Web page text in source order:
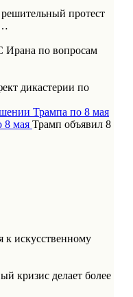
протест
Ирана по вопросам
дикастерии по
Трампа по 8 мая
Трамп объявил 8
к искусственному
кризис делает более